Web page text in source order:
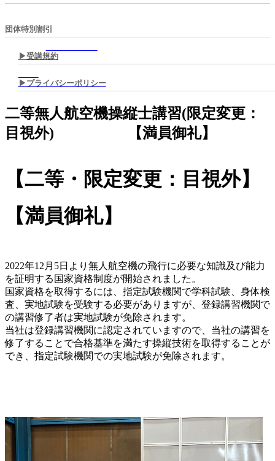
団体特別割引
▶︎受講規約
▶︎プライバシーポリシー
二等無人航空機操縦士講習(限定変更：
目視外) 【満員御礼】
【二等・限定変更：目視外】
【満員御礼】
2022年12月5日より無人航空機の飛行に必要な知識及び能力
を証明する国家資格制度が開始されました。
国家資格を取得するには、指定試験機関で学科試験、身体検
査、実地試験を受験する必要がありますが、登録講習機関で
の講習修了者は実地試験が免除されます。
当社は登録講習機関に認定されていますので、当社の講習を
修了することで合格基準を満たす操縦技術を取得することが
でき、指定試験機関での実地試験が免除されます。